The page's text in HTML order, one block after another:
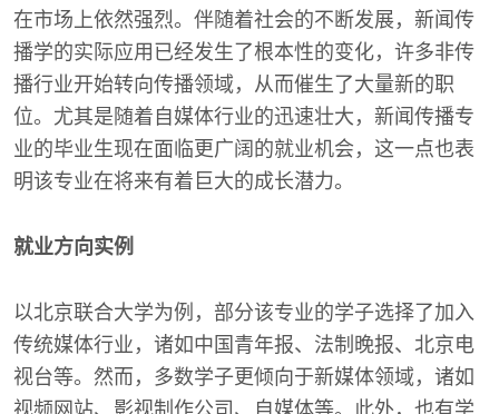
在市场上依然强烈。伴随着社会的不断发展，新闻传
播学的实际应用已经发生了根本性的变化，许多非传
播行业开始转向传播领域，从而催生了大量新的职
位。尤其是随着自媒体行业的迅速壮大，新闻传播专
业的毕业生现在面临更广阔的就业机会，这一点也表
明该专业在将来有着巨大的成长潜力。
就业方向实例
以北京联合大学为例，部分该专业的学子选择了加入
传统媒体行业，诸如中国青年报、法制晚报、北京电
视台等。然而，多数学子更倾向于新媒体领域，诸如
视频网站、影视制作公司、自媒体等。此外，也有学